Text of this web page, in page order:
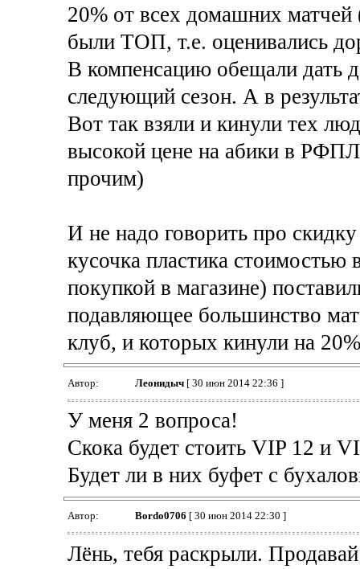
20% от всех домашних
были ТОП, т.е. оценивались
В компенсацию обещали дать
следующий сезон. А в
Вот так взяли и кинули тех
высокой цене на абики в
прочим)
И не надо говорить про
кусочка пластика стоимостью
покупкой в магазине)
подавляющее большинство
клуб, и которых кинули на
Автор: Леонидыч[ 30 июн 2014 22:36 ]
У меня 2 вопроса!
Скока будет стоить VIP 12 и
Будет ли в них буфет с
Автор: Bordo0706 [ 30 июн 2014 22:30 ]
Лёнь, тебя раскрыли.